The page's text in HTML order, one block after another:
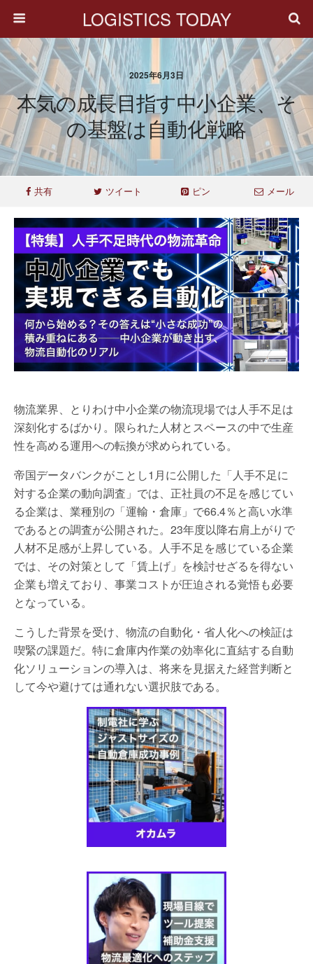
LOGISTICS TODAY
2025年6月3日
本気の成長目指す中小企業、そ
の基盤は自動化戦略
共有 ツイート ピン メール
物流業界、とりわけ中小企業の物流現場では人手不足は
深刻化するばかり。限られた人材とスペースの中で生産
性を高める運用への転換が求められている。
帝国データバンクがことし1月に公開した「人手不足に
対する企業の動向調査」では、正社員の不足を感じてい
る企業は、業種別の「運輸・倉庫」で66.4％と高い水準
であるとの調査が公開された。23年度以降右肩上がりで
人材不足感が上昇している。人手不足を感じている企業
では、その対策として「賃上げ」を検討せざるを得ない
企業も増えており、事業コストが圧迫される覚悟も必要
となっている。
こうした背景を受け、物流の自動化・省人化への検証は
喫緊の課題だ。特に倉庫内作業の効率化に直結する自動
化ソリューションの導入は、将来を見据えた経営判断と
して今や避けては通れない選択肢である。